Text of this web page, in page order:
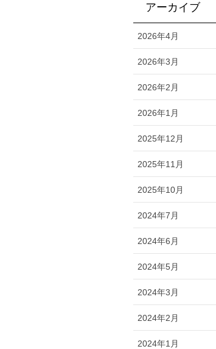
アーカイブ
2026年4月
2026年3月
2026年2月
2026年1月
2025年12月
2025年11月
2025年10月
2024年7月
2024年6月
2024年5月
2024年3月
2024年2月
2024年1月